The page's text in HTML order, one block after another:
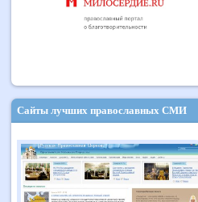
Сайты лучших православных СМИ